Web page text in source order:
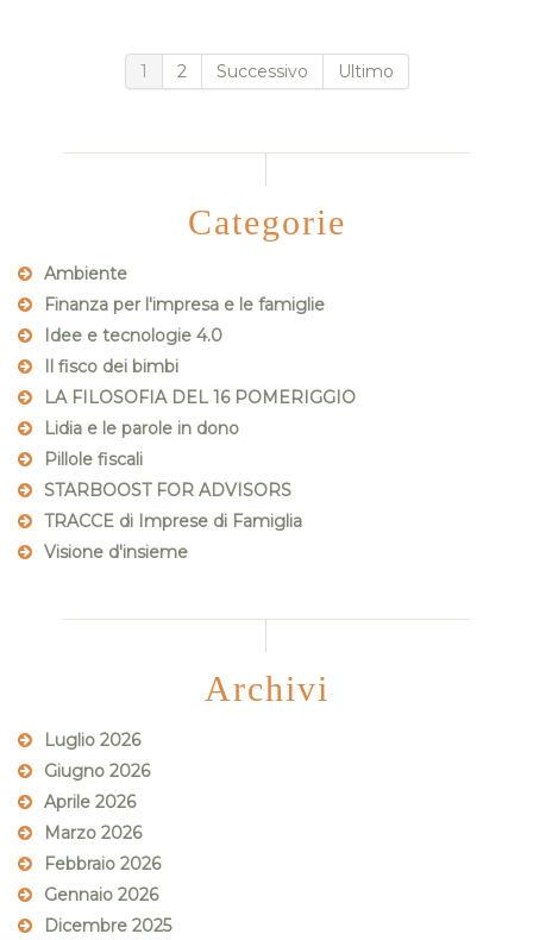
1 2 Successivo Ultimo
Categorie
Ambiente
Finanza per l'impresa e le famiglie
Idee e tecnologie 4.0
Il fisco dei bimbi
LA FILOSOFIA DEL 16 POMERIGGIO
Lidia e le parole in dono
Pillole fiscali
STARBOOST FOR ADVISORS
TRACCE di Imprese di Famiglia
Visione d'insieme
Archivi
Luglio 2026
Giugno 2026
Aprile 2026
Marzo 2026
Febbraio 2026
Gennaio 2026
Dicembre 2025